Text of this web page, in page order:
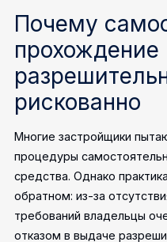
Почему
прохождение
рискованно
Многие застройщики
процедуры
средства. Однако
обратном: из-за
требований владельцы
отказом в выдаче